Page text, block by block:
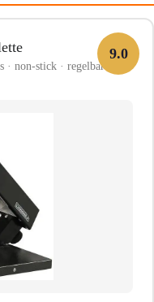
9.0
non-stick · regelbare